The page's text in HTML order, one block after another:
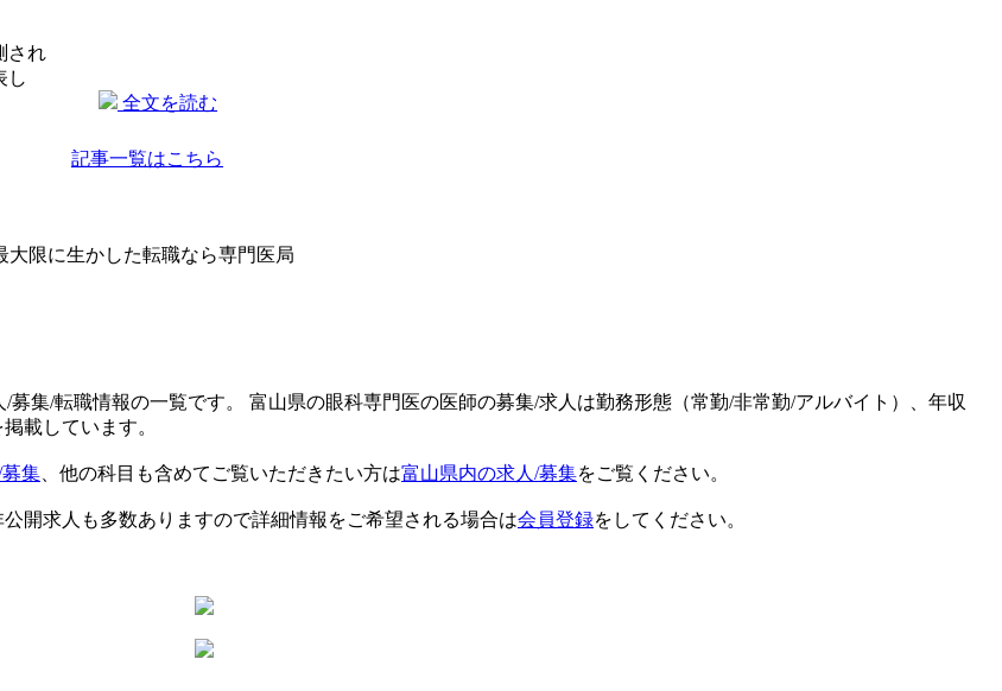
全文を読む
され
し
記事一覧はこちら
集/転職情報の一覧です。 富山県の眼科専門医の医師の募集/求人は勤務形態（常勤/非常勤/アルバイト）、年収
載しています。
集 、他の科目も含めてご覧いただきたい方は富山県内の求人/募集をご覧ください。
開求人も多数ありますので詳細情報をご希望される場合は会員登録をしてください。